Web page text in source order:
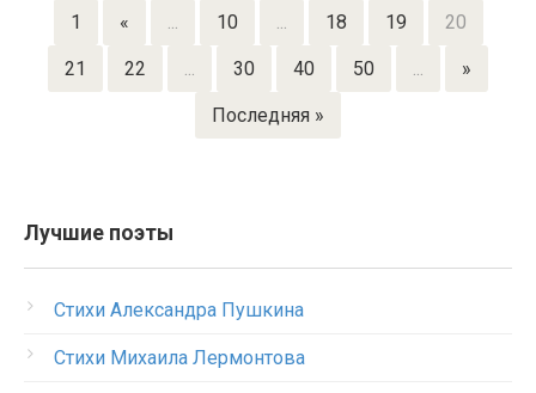
1 « ... 10 ... 18 19 20
21 22 ... 30 40 50 ... »
Последняя »
Лучшие поэты
Стихи Александра Пушкина
Стихи Михаила Лермонтова